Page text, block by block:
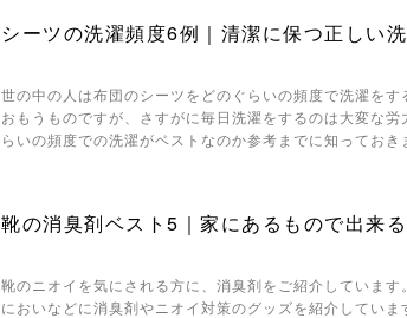
シーツの洗濯頻度6例｜清潔に保つ正しい
世の中の人は布団のシーツをどのぐらいの頻度で洗濯を
おもうものですが、さすがに毎日洗濯をするのは大変な
らいの頻度での洗濯がベストなのか参考までに知っておき
靴の消臭剤ベスト5｜家にあるもので出来
靴のニオイを気にされる方に、消臭剤をご紹介していま
においなどに消臭剤やニオイ対策のグッズを紹介してい